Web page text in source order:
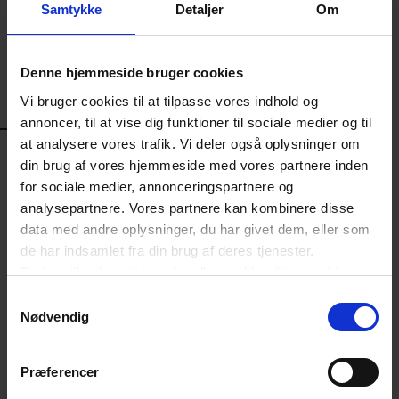
Samtykke Detaljer Om
Denne hjemmeside bruger cookies
Vi bruger cookies til at tilpasse vores indhold og
annoncer, til at vise dig funktioner til sociale medier og til
at analysere vores trafik. Vi deler også oplysninger om
din brug af vores hjemmeside med vores partnere inden
for sociale medier, annonceringspartnere og
analysepartnere. Vores partnere kan kombinere disse
data med andre oplysninger, du har givet dem, eller som
de har indsamlet fra din brug af deres tjenester.
Du kan til enhver tid ændre eller trække dit samtykke
hjørne på websitet.
Nødvendig
Præferencer
Bliv medlem af Dansk
Erhverv
Bliv medlem af Dansk Erhverv og få glæde af alle
medlemsfordelene. Vi tilbyder tre typer af
medlemskab: Basis, Fullservice og Arbejdsgiver.